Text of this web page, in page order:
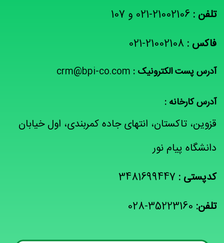
تلفن :
فاکس :
آدرس پست الکترونيک :
آدرس کارخانه :
قزوین، تاکستان، انتهای جاده کمربندی، اول خیابان
دانشگاه پیام نور
کدپستی :
تلفن: